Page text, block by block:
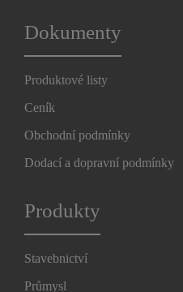
Dokumenty
Produktové listy
Ceník
Obchodní podmínky
Dodací a dopravní podmínky
Produkty
Stavebnictví
Průmysl